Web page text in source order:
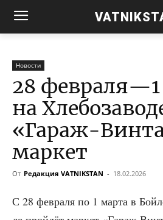
Новости
28
на
«Гараж-
маркет
От Редакция VATNIKSTAN - 18.02.2026
С 28 фев­ра­ля по 1 мар­та в